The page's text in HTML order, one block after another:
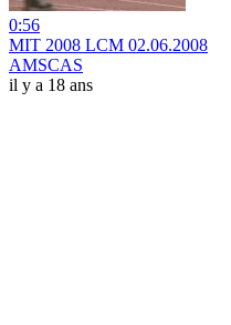
0:56
MIT 2008 LCM 02.06.2008
AMSCAS
il y a 18 ans